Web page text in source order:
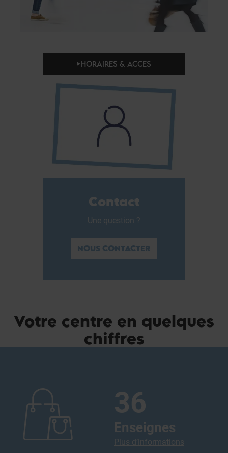
HORAIRES & ACCES
Contact
Une question ?
NOUS CONTACTER
Votre centre en quelques
chiffres
36
Enseignes
Plus d’informations